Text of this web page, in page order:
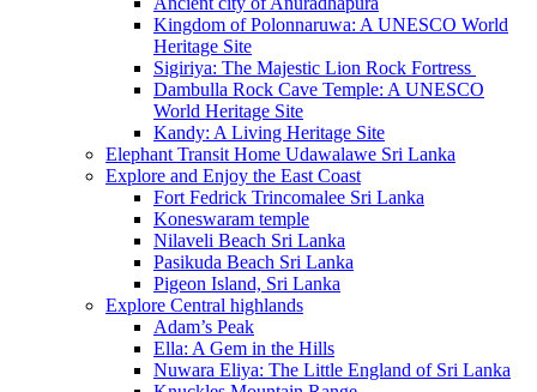
Kingdom of Polonnaruwa: A UNESCO World
Heritage Site
Sigiriya: The Majestic Lion Rock Fortress
Dambulla Rock Cave Temple: A UNESCO
World Heritage Site
Kandy: A Living Heritage Site
Elephant Transit Home Udawalawe Sri Lanka
Explore and Enjoy the East Coast
Fort Fedrick Trincomalee Sri Lanka
Koneswaram temple
Nilaveli Beach Sri Lanka
Pasikuda Beach Sri Lanka
Pigeon Island, Sri Lanka
Explore Central highlands
Adam’s Peak
Ella: A Gem in the Hills
Nuwara Eliya: The Little England of Sri Lanka